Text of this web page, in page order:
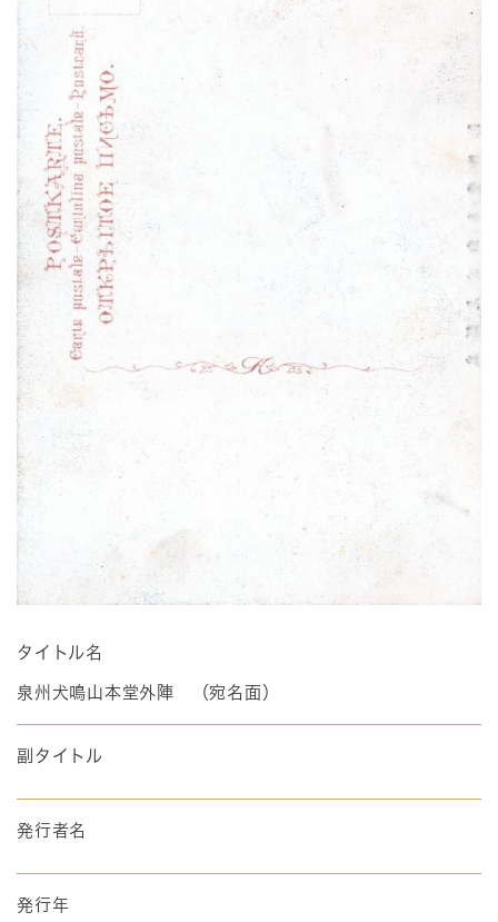
タイトル名
泉州犬鳴山本堂外陣 （宛名面）
副タイトル
発行者名
発行年